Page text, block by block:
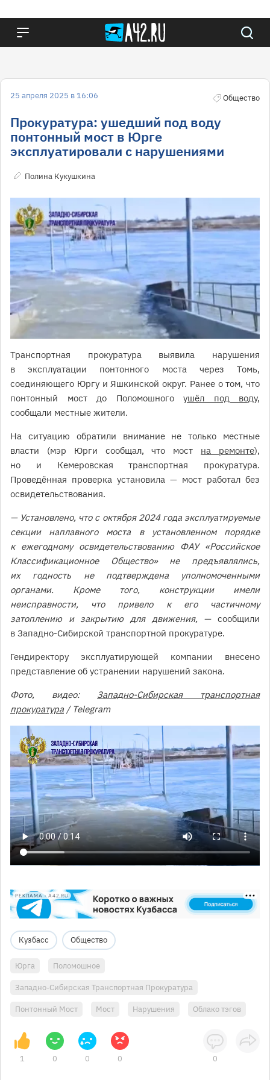
25 апреля 2025 в 16:06 Общество
Прокуратура: ушедший под воду
понтонный мост в Юрге
эксплуатировали с нарушениями
Полина Кукушкина
Транспортная прокуратура выявила нарушения
в эксплуатации понтонного моста через Томь,
соединяющего Юргу и Яшкинской округ. Ранее о том, что
понтонный мост до Поломошного ушёл под воду,
сообщали местные жители.
На ситуацию обратили внимание не только местные
власти (мэр Юрги сообщал, что мост на ремонте),
но и Кемеровская транспортная прокуратура.
Проведённая проверка установила — мост работал без
освидетельствования.
— Установлено, что с октября 2024 года эксплуатируемые
секции наплавного моста в установленном порядке
к ежегодному освидетельствованию ФАУ «Российское
Классификационное Общество» не предъявлялись,
их годность не подтверждена уполномоченными
органами. Кроме того, конструкции имели
неисправности, что привело к его частичному
затоплению и закрытию для движения, —сообщили
в Западно-Сибирской транспортной прокуратуре.
Гендиректору эксплуатирующей компании внесено
представление об устранении нарушений закона.
Фото, видео: Западно-Сибирская транспортная
прокуратура / Telegram
РЕКЛАМА • A42.RU
Кузбасс Общество
Юрга Поломошное
Западно-Сибирская Транспортная Прокуратура
Понтонный Мост Мост Нарушения Облако тэгов
1 0 0 0 0